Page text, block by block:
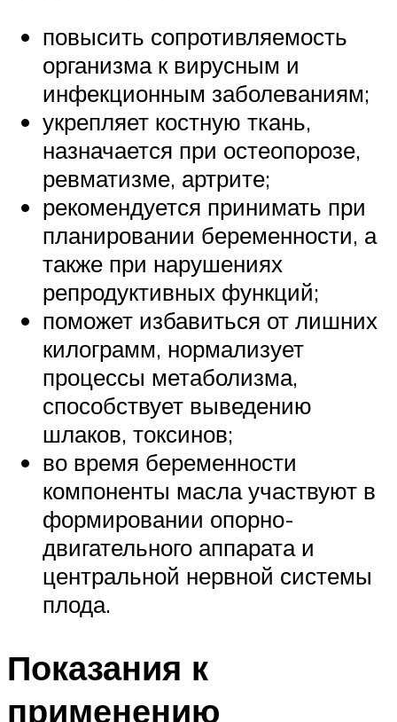
повысить сопротивляемость
организма к вирусным и
инфекционным заболеваниям;
укрепляет костную ткань,
назначается при остеопорозе,
ревматизме, артрите;
рекомендуется принимать при
планировании беременности, а
также при нарушениях
репродуктивных функций;
поможет избавиться от лишних
килограмм, нормализует
процессы метаболизма,
способствует выведению
шлаков, токсинов;
во время беременности
компоненты масла участвуют в
формировании опорно-
двигательного аппарата и
центральной нервной системы
плода.
Показания к
применению